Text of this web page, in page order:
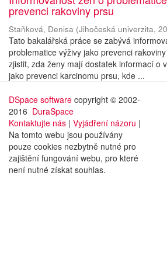
prevenci rakoviny prsu
Staňková, Denisa (Jihočeská univerzita,
Tato bakalářská práce se zabývá
problematice výživy jako prevenci
zjistit, zda ženy mají dostatek informací o
jako prevenci karcinomu prsu, kde ...
DSpace software copyright © 2002-
2016 DuraSpace
Kontaktujte nás | Vyjádření názoru |
Na tomto webu jsou používány
pouze cookies nezbytně nutné pro
zajištění fungování webu, pro které
není nutné získat souhlas.